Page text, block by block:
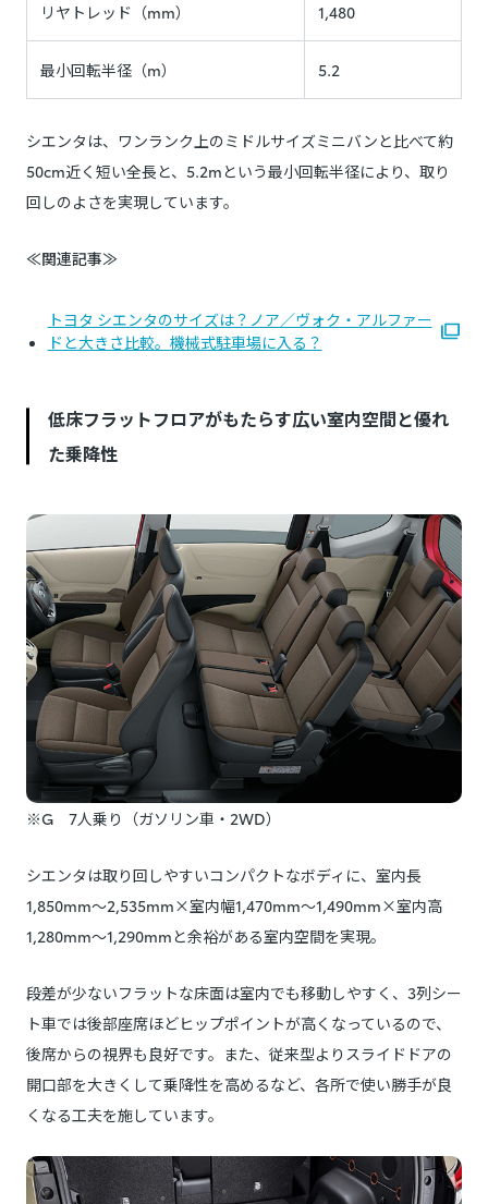
リヤトレッド（mm） 1,480
最小回転半径（m） 5.2
シエンタは、ワンランク上のミドルサイズミニバンと比べて約
50cm近く短い全長と、5.2mという最小回転半径により、取り
回しのよさを実現しています。
≪関連記事≫
トヨタ シエンタのサイズは？ノア／ヴォク・アルファー
ドと大きさ比較。機械式駐車場に入る？
低床フラットフロアがもたらす広い室内空間と優れ
た乗降性
※G 7人乗り（ガソリン車・2WD）
シエンタは取り回しやすいコンパクトなボディに、室内長
1,850mm〜2,535mm×室内幅1,470mm〜1,490mm×室内高
1,280mm〜1,290mmと余裕がある室内空間を実現。
段差が少ないフラットな床面は室内でも移動しやすく、3列シー
ト車では後部座席ほどヒップポイントが高くなっているので、
後席からの視界も良好です。また、従来型よりスライドドアの
開口部を大きくして乗降性を高めるなど、各所で使い勝手が良
くなる工夫を施しています。